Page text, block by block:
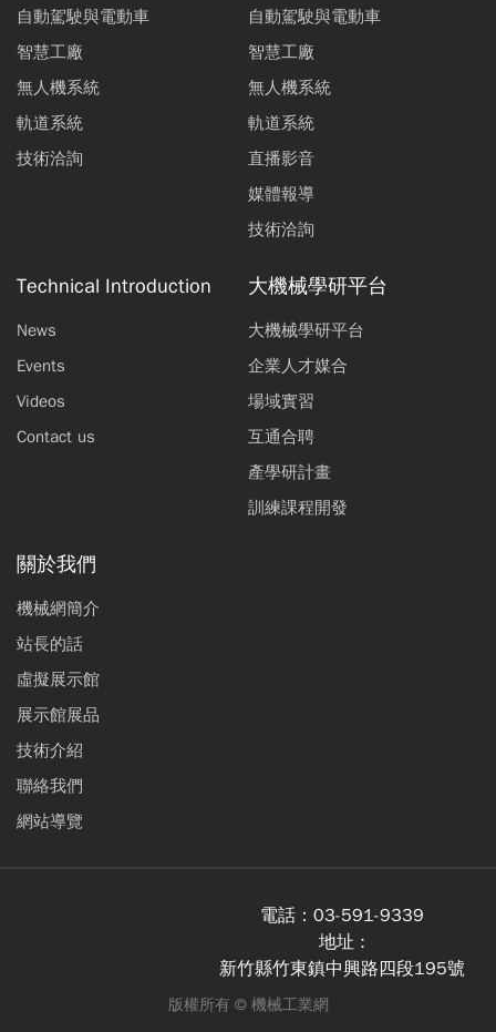
自動駕駛與電動車
智慧工廠
無人機系統
軌道系統
技術洽詢
自動駕駛與電動車
智慧工廠
無人機系統
軌道系統
直播影音
媒體報導
技術洽詢
Technical Introduction
News
Events
Videos
Contact us
大機械學研平台
大機械學研平台
企業人才媒合
場域實習
互通合聘
產學研計畫
訓練課程開發
關於我們
機械網簡介
站長的話
虛擬展示館
展示館展品
技術介紹
聯絡我們
網站導覽
電話： 03-591-9339
地址 :
新竹縣竹東鎮中興路四段195號
版權所有 © 機械工業網